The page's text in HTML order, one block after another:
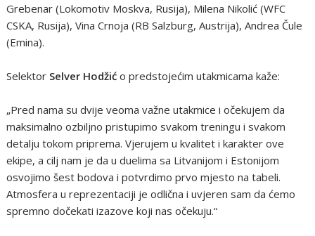
Grebenar (Lokomotiv Moskva, Rusija), Milena Nikolić (WFC
CSKA, Rusija), Vina Crnoja (RB Salzburg, Austrija), Andrea Čule
(Emina).
Selektor Selver Hodžić o predstojećim utakmicama kaže:
„Pred nama su dvije veoma važne utakmice i očekujem da
maksimalno ozbiljno pristupimo svakom treningu i svakom
detalju tokom priprema. Vjerujem u kvalitet i karakter ove
ekipe, a cilj nam je da u duelima sa Litvanijom i Estonijom
osvojimo šest bodova i potvrdimo prvo mjesto na tabeli.
Atmosfera u reprezentaciji je odlična i uvjeren sam da ćemo
spremno dočekati izazove koji nas očekuju.“